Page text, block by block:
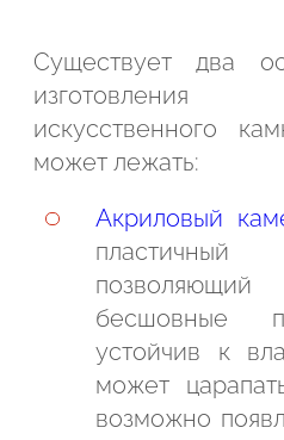
Существует два
искусственного
может лежать:
Акриловый
бесшовные
устойчив к
может
возможно